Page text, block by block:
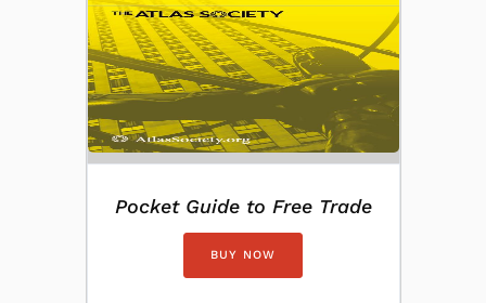
Pocket Guide to Free Trade
BUY NOW